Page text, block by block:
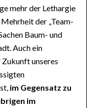
mehr der Lethargie
der „Team-
Baum- und
Auch ein
unseres
im Gegensatz zu
im